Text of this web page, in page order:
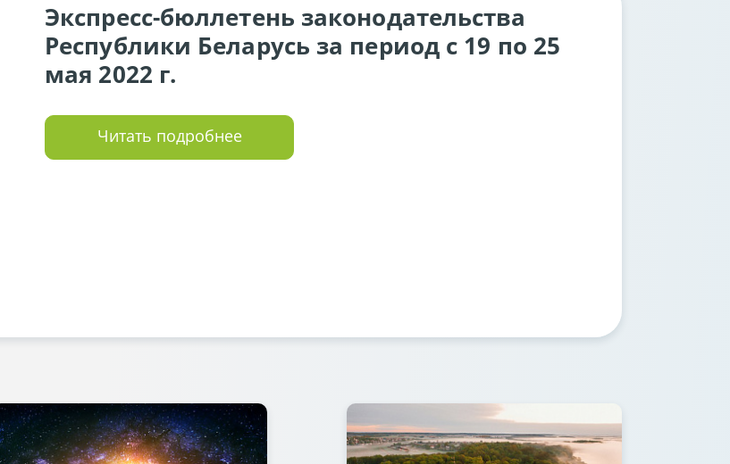
Экспресс-бюллетень законодательства
Республики Беларусь за период с 19 по 25
мая 2022 г.
Читать подробнее